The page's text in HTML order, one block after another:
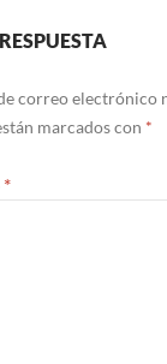
correo electrónico
marcados con *
*